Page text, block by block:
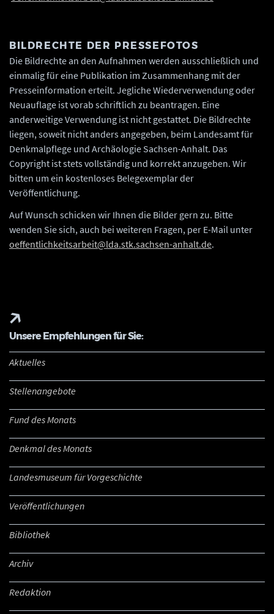
BILDRECHTE DER PRESSEFOTOS
Die Bildrechte an den Aufnahmen werden ausschließlich und
einmalig für eine Publikation im Zusammenhang mit der
Presseinformation erteilt. Jegliche Wiederverwendung oder
Neuauflage ist vorab schriftlich zu beantragen. Eine
anderweitige Verwendung ist nicht gestattet. Die Bildrechte
liegen, soweit nicht anders angegeben, beim Landesamt für
Denkmalpflege und Archäologie Sachsen-Anhalt. Das
Copyright ist stets vollständig und korrekt anzugeben. Wir
bitten um ein kostenloses Belegexemplar der
Veröffentlichung.
Auf Wunsch schicken wir Ihnen die Bilder gern zu. Bitte
wenden Sie sich, auch bei weiteren Fragen, per E-Mail unter
oeffentlichkeitsarbeit@lda.stk.sachsen-anhalt.de.
Unsere Empfehlungen für Sie:
Aktuelles
Stellenangebote
Fund des Monats
Denkmal des Monats
Landesmuseum für Vorgeschichte
Veröffentlichungen
Bibliothek
Archiv
Redaktion